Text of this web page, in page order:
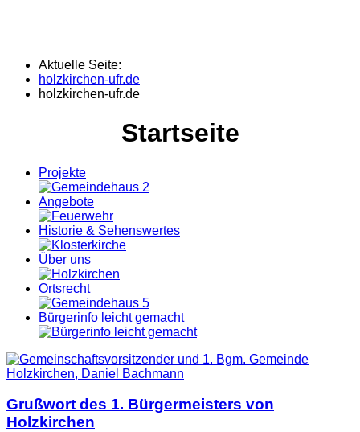
Aktuelle Seite:
holzkirchen-ufr.de
holzkirchen-ufr.de
Startseite
Projekte
Angebote
Historie & Sehenswertes
Über uns
Ortsrecht
Bürgerinfo leicht gemacht
Grußwort des 1. Bürgermeisters von
Holzkirchen